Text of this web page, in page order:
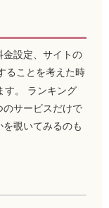
金設定、サイトの
ることを考えた時
す。 ランキング
のサービスだけで
覗いてみるのも